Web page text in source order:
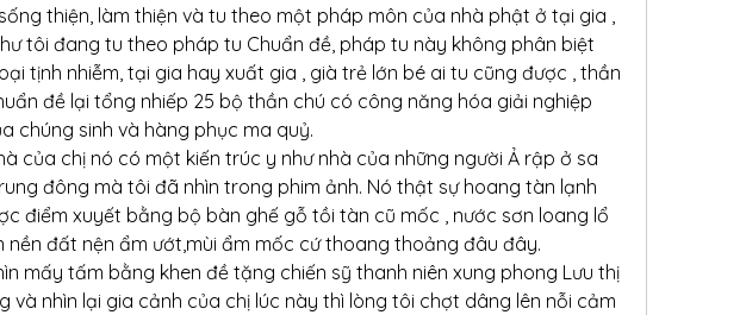
thiện, làm thiện và tu theo một pháp môn của nhà phật ở tại gia ,
tôi đang tu theo pháp tu Chuẩn đề, pháp tu này không phân biệt
tịnh nhiễm, tại gia hay xuất gia , già trẻ lớn bé ai tu cũng được , thần
đề lại tổng nhiếp 25 bộ thần chú có công năng hóa giải nghiệp
chúng sinh và hàng phục ma quỷ.
của chị nó có một kiến trúc y như nhà của những người Ả rập ở sa
đông mà tôi đã nhìn trong phim ảnh. Nó thật sự hoang tàn lạnh
điểm xuyết bằng bộ bàn ghế gỗ tồi tàn cũ mốc , nước sơn loang lổ
nền đất nện ẩm ướt,mùi ẩm mốc cứ thoang thoảng đâu đây.
mấy tấm bằng khen đề tặng chiến sỹ thanh niên xung phong Lưu thị
và nhìn lại gia cảnh của chị lúc này thì lòng tôi chợt dâng lên nỗi cảm